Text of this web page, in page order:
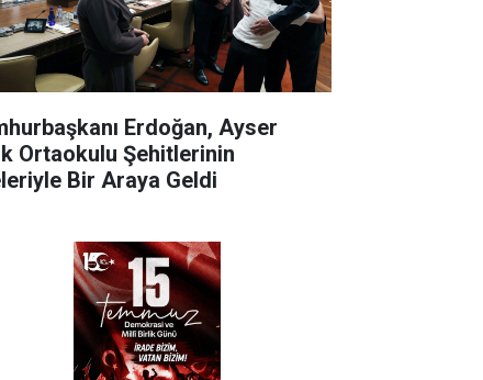
Erdoğan, Ayser
Ortaokulu Şehitlerinin
Bir Araya Geldi